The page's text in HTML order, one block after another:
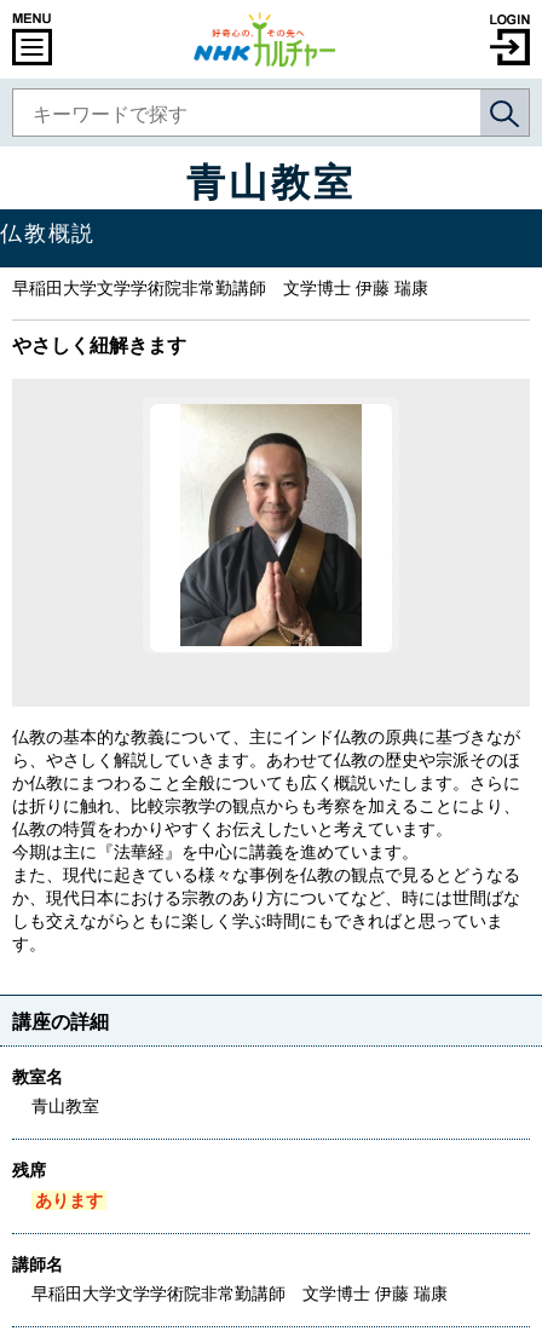
青山教室
仏教概説
早稲田大学文学学術院非常勤講師 文学博士 伊藤 瑞康
やさしく紐解きます
仏教の基本的な教義について、主にインド仏教の原典に基づきなが
ら、やさしく解説していきます。あわせて仏教の歴史や宗派そのほ
か仏教にまつわること全般についても広く概説いたします。さらに
は折りに触れ、比較宗教学の観点からも考察を加えることにより、
仏教の特質をわかりやすくお伝えしたいと考えています。
今期は主に『法華経』を中心に講義を進めています。
また、現代に起きている様々な事例を仏教の観点で見るとどうなる
か、現代日本における宗教のあり方についてなど、時には世間ばな
しも交えながらともに楽しく学ぶ時間にもできればと思っていま
す。
講座の詳細
教室名
青山教室
残席
あります
講師名
早稲田大学文学学術院非常勤講師 文学博士 伊藤 瑞康